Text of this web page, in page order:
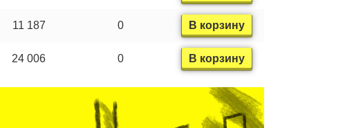
11 187 0 В корзину
24 006 0 В корзину